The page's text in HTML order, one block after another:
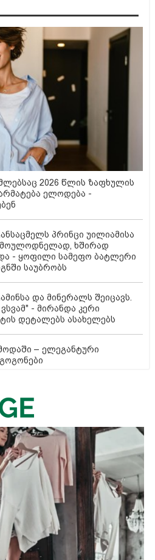
2026 წლის ზაფხულის
ელოდება -
პრინცი უილიამისა
მოულოდნელად, ხშირად
- ყოფილი სამეფო ბატლერი
საუბრობს
და მინერალს შეიცავს.
- მირანდა კერი
დეტალებს ასახელებს
– ელეგანტური